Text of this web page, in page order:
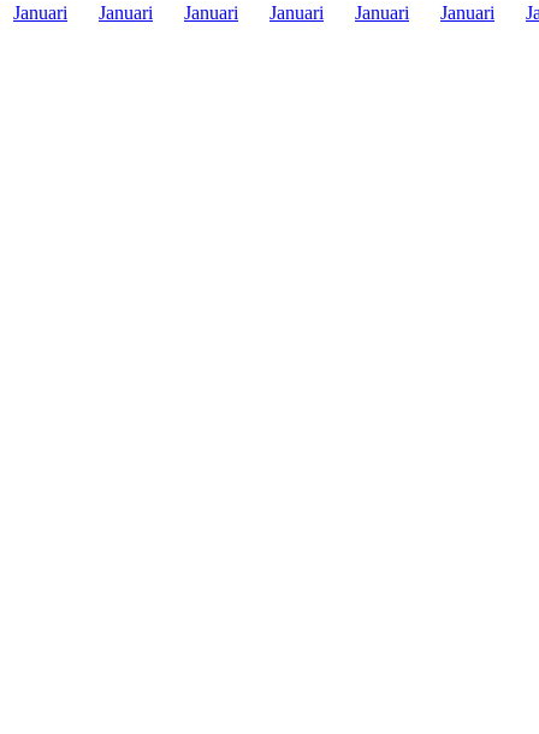
Januari Januari Januari Januari Januari Januari